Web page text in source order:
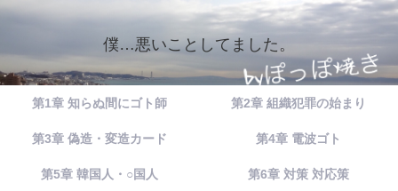
僕…悪いことしてました。
第1章 知らぬ間にゴト師 第2章 組織犯罪の始まり
第3章 偽造・変造カード 第4章 電波ゴト
第5章 韓国人・○国人 第6章 対策 対応策